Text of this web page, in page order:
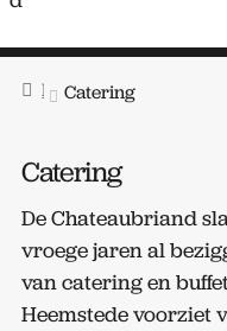
naar
navigatie
de
inhoud
Home
Catering
Catering
De Chateaubriand
vroege jaren al
van catering en
Heemstede voorziet